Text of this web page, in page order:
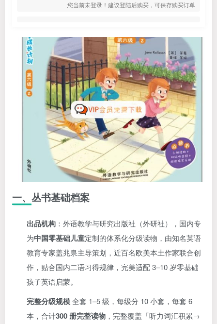
您当前未登录！建议登陆后购买，可保存购买订单
一、丛书基础档案
出品机构 ：外语教学与研究出版社（外研社），国内专
为中国零基础儿童定制的体系化分级读物，由知名英语
教育专家盖兆泉主导策划，近百名欧美本土作家联合创
作，贴合国内二语习得规律，完美适配 3–10 岁零基础
孩子英语启蒙。
完整分级规模全套 1–5 级，每级分 10 小套，每套 6
本，合计300 册完整读物 ，完整覆盖「听力词汇积累→